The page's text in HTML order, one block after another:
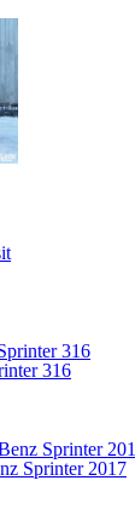
316
Sprinter 2017